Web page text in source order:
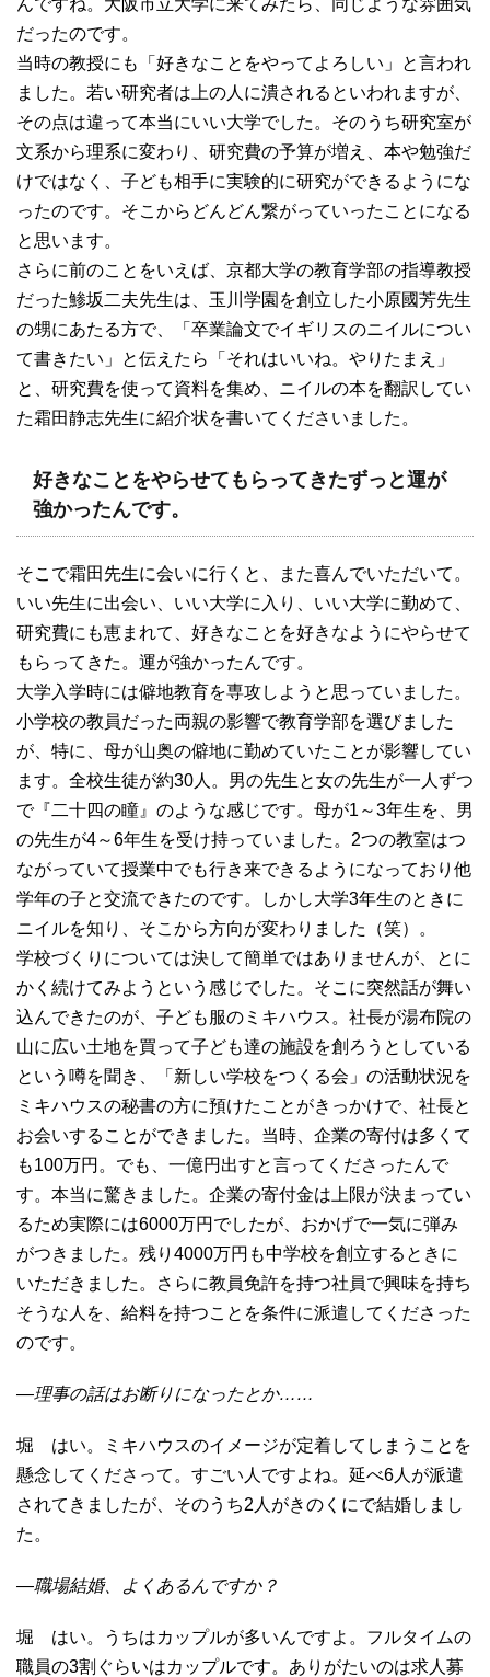
んですね。大阪市立大学に来てみたら、同じような雰囲気
だったのです。
当時の教授にも「好きなことをやってよろしい」と言われ
ました。若い研究者は上の人に潰されるといわれますが、
その点は違って本当にいい大学でした。そのうち研究室が
文系から理系に変わり、研究費の予算が増え、本や勉強だ
けではなく、子ども相手に実験的に研究ができるようにな
ったのです。そこからどんどん繋がっていったことになる
と思います。
さらに前のことをいえば、京都大学の教育学部の指導教授
だった鯵坂二夫先生は、玉川学園を創立した小原國芳先生
の甥にあたる方で、「卒業論文でイギリスのニイルについ
て書きたい」と伝えたら「それはいいね。やりたまえ」
と、研究費を使って資料を集め、ニイルの本を翻訳してい
た霜田静志先生に紹介状を書いてくださいました。
好きなことをやらせてもらってきたずっと運が
強かったんです。
そこで霜田先生に会いに行くと、また喜んでいただいて。
いい先生に出会い、いい大学に入り、いい大学に勤めて、
研究費にも恵まれて、好きなことを好きなようにやらせて
もらってきた。運が強かったんです。
大学入学時には僻地教育を専攻しようと思っていました。
小学校の教員だった両親の影響で教育学部を選びました
が、特に、母が山奥の僻地に勤めていたことが影響してい
ます。全校生徒が約30人。男の先生と女の先生が一人ずつ
で『二十四の瞳』のような感じです。母が1～3年生を、男
の先生が4～6年生を受け持っていました。2つの教室はつ
ながっていて授業中でも行き来できるようになっており他
学年の子と交流できたのです。しかし大学3年生のときに
ニイルを知り、そこから方向が変わりました（笑）。
学校づくりについては決して簡単ではありませんが、とに
かく続けてみようという感じでした。そこに突然話が舞い
込んできたのが、子ども服のミキハウス。社長が湯布院の
山に広い土地を買って子ども達の施設を創ろうとしている
という噂を聞き、「新しい学校をつくる会」の活動状況を
ミキハウスの秘書の方に預けたことがきっかけで、社長と
お会いすることができました。当時、企業の寄付は多くて
も100万円。でも、一億円出すと言ってくださったんで
す。本当に驚きました。企業の寄付金は上限が決まってい
るため実際には6000万円でしたが、おかげで一気に弾み
がつきました。残り4000万円も中学校を創立するときに
いただきました。さらに教員免許を持つ社員で興味を持ち
そうな人を、給料を持つことを条件に派遣してくださった
のです。
―理事の話はお断りになったとか……
堀 はい。ミキハウスのイメージが定着してしまうことを
懸念してくださって。すごい人ですよね。延べ6人が派遣
されてきましたが、そのうち2人がきのくにで結婚しまし
た。
―職場結婚、よくあるんですか？
堀 はい。うちはカップルが多いんですよ。フルタイムの
職員の3割ぐらいはカップルです。ありがたいのは求人募